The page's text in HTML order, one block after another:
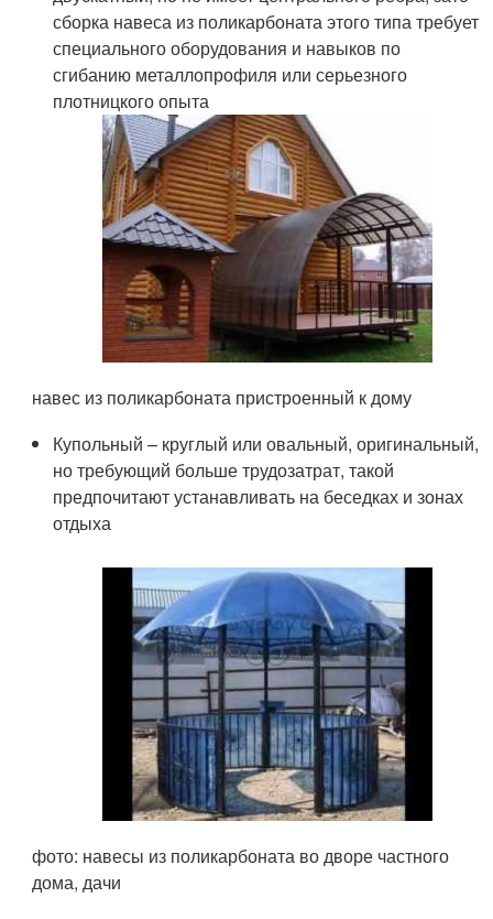
сборка навеса из поликарбоната этого типа требует
специального оборудования и навыков по
сгибанию металлопрофиля или серьезного
плотницкого опыта
навес из поликарбоната пристроенный к дому
Купольный – круглый или овальный, оригинальный,
но требующий больше трудозатрат, такой
предпочитают устанавливать на беседках и зонах
отдыха
фото: навесы из поликарбоната во дворе частного
дома, дачи